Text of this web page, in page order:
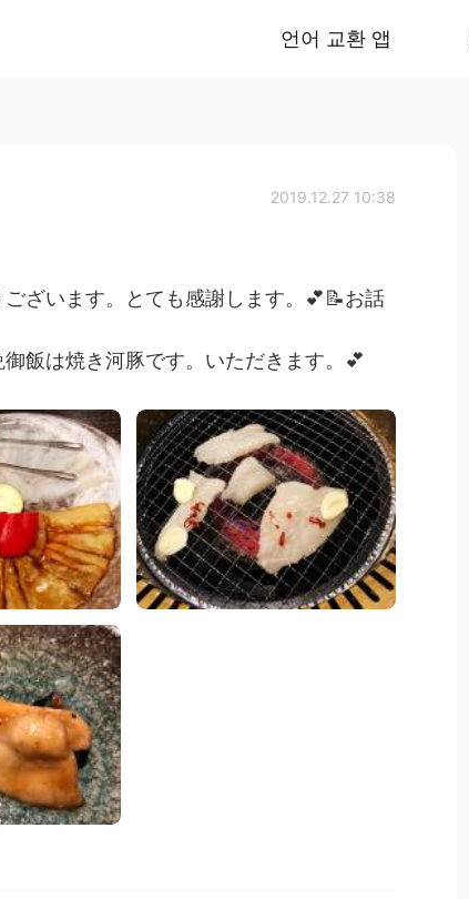
언어 교환 앱
2019.12.27 10:38
ざいます。とても感謝します。💕📝お話
飯は焼き河豚です。いただきます。💕